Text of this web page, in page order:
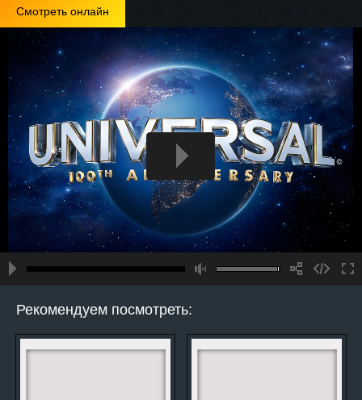
Смотреть онлайн
Рекомендуем посмотреть: